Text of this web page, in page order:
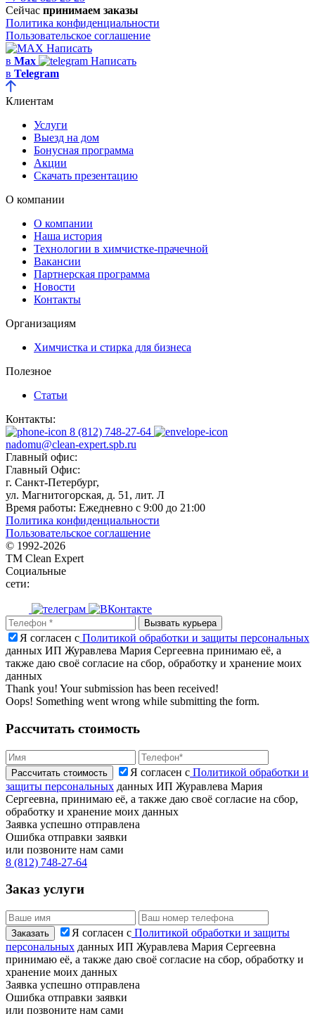
Сейчас принимаем заказы
Политика конфиденциальности
Пользовательское соглашение
Написать
в Max
Написать
в Telegram
Клиентам
Услуги
Выезд на дом
Бонусная программа
Акции
Скачать презентацию
О компании
О компании
Наша история
Технологии в химчистке-прачечной
Вакансии
Партнерская программа
Новости
Контакты
Организациям
Химчистка и стирка для бизнеса
Полезное
Статьи
Контакты:
8 (812) 748-27-64
nadomu@clean-expert.spb.ru
Главный офис:
Главный Офис:
г. Санкт-Петербург,
ул. Магнитогорская, д. 51, лит. Л
Время работы: Ежедневно с 9:00 до 21:00
Политика конфиденциальности
Пользовательское соглашение
© 1992-2026
TM Clean Expert
Социальные
сети:
Я согласен с Политикой обработки и защиты персональных
данных ИП Журавлева Мария Сергеевна принимаю её, а
также даю своё согласие на сбор, обработку и хранение моих
данных
Thank you! Your submission has been received!
Oops! Something went wrong while submitting the form.
Рассчитать стоимость
Я согласен с Политикой обработки и
защиты персональных данных ИП Журавлева Мария
Сергеевна, принимаю её, а также даю своё согласие на сбор,
обработку и хранение моих данных
Заявка успешно отправлена
Ошибка отправки заявки
или позвоните нам сами
8 (812) 748-27-64
Заказ услуги
Я согласен с Политикой обработки и защиты
персональных данных ИП Журавлева Мария Сергеевна
принимаю её, а также даю своё согласие на сбор, обработку и
хранение моих данных
Заявка успешно отправлена
Ошибка отправки заявки
или позвоните нам сами